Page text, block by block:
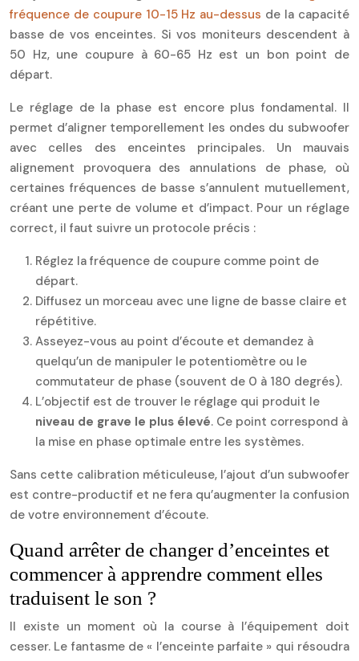
fréquence de coupure 10-15 Hz au-dessus de la capacité
basse de vos enceintes. Si vos moniteurs descendent à
50 Hz, une coupure à 60-65 Hz est un bon point de
départ.
Le réglage de la phase est encore plus fondamental. Il
permet d’aligner temporellement les ondes du subwoofer
avec celles des enceintes principales. Un mauvais
alignement provoquera des annulations de phase, où
certaines fréquences de basse s’annulent mutuellement,
créant une perte de volume et d’impact. Pour un réglage
correct, il faut suivre un protocole précis :
Réglez la fréquence de coupure comme point de
départ.
Diffusez un morceau avec une ligne de basse claire et
répétitive.
Asseyez-vous au point d’écoute et demandez à
quelqu’un de manipuler le potentiomètre ou le
commutateur de phase (souvent de 0 à 180 degrés).
L’objectif est de trouver le réglage qui produit le
niveau de grave le plus élevé. Ce point correspond à
la mise en phase optimale entre les systèmes.
Sans cette calibration méticuleuse, l’ajout d’un subwoofer
est contre-productif et ne fera qu’augmenter la confusion
de votre environnement d’écoute.
Quand arrêter de changer d’enceintes et
commencer à apprendre comment elles
traduisent le son ?
Il existe un moment où la course à l’équipement doit
cesser. Le fantasme de « l’enceinte parfaite » qui résoudra